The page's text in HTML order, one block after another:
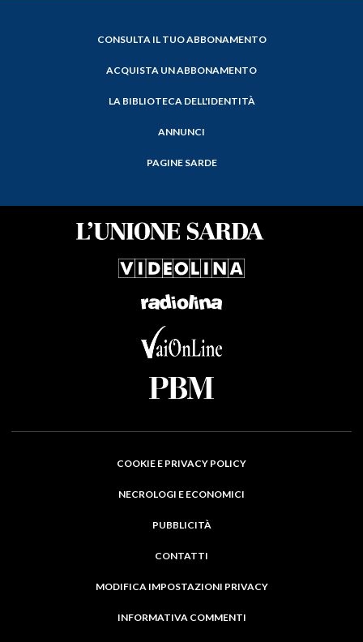
CONSULTA IL TUO ABBONAMENTO
ACQUISTA UN ABBONAMENTO
LA BIBLIOTECA DELL'IDENTITÀ
ANNUNCI
PAGINE SARDE
COOKIE E PRIVACY POLICY
NECROLOGI E ECONOMICI
PUBBLICITÀ
CONTATTI
MODIFICA IMPOSTAZIONI PRIVACY
INFORMATIVA COMMENTI